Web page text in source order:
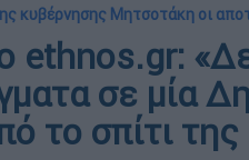
κυβέρνησης Μητσοτάκη οι
ethnos.gr:
σε μία
το σπίτι της